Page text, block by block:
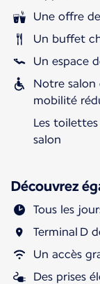
Une offre
Un buffet
Un espace
Notre salon
mobilité
Les
salon
Découvrez
Tous les
Terminal D
Un accès
Des prises